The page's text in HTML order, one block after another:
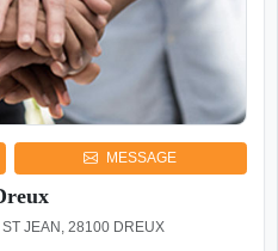
MESSAGE
JEAN, 28100 DREUX